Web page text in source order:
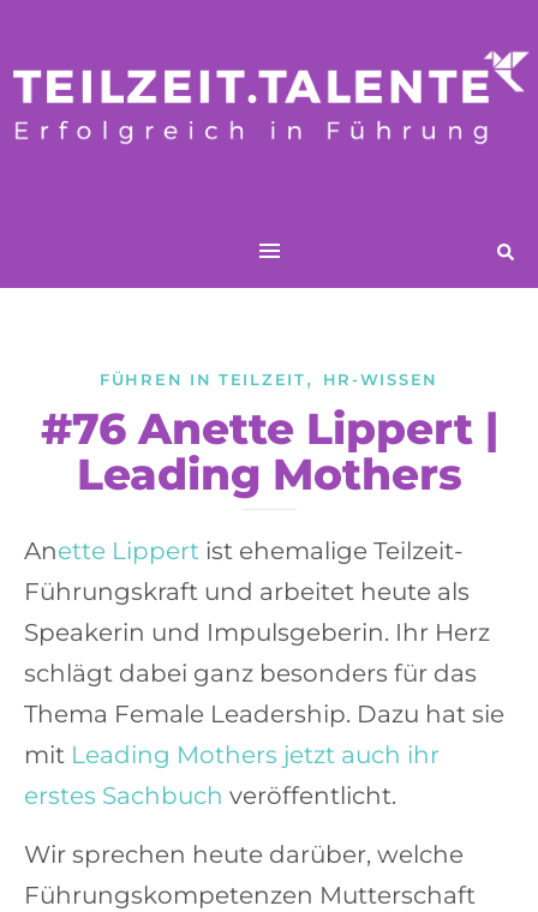
FÜHREN IN TEILZEIT, HR-WISSEN
#76 Anette Lippert |
Leading Mothers
Anette Lippert ist ehemalige Teilzeit-
Führungskraft und arbeitet heute als
Speakerin und Impulsgeberin. Ihr Herz
schlägt dabei ganz besonders für das
Thema Female Leadership. Dazu hat sie
mit Leading Mothers jetzt auch ihr
erstes Sachbuch veröffentlicht.
Wir sprechen heute darüber, welche
Führungskompetenzen Mutterschaft